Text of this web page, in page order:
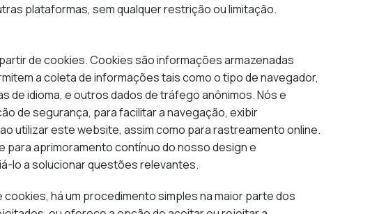
plataformas, sem qualquer restrição ou limitação.
de cookies. Cookies são informações armazenadas
a coleta de informações tais como o tipo de navegador,
idioma, e outros dados de tráfego anônimos. Nós e
de segurança, para facilitar a navegação, exibir
utilizar este website, assim como para rastreamento online.
aprimoramento contínuo do nosso design e
lo a solucionar questões relevantes.
há um procedimento simples na maior parte dos